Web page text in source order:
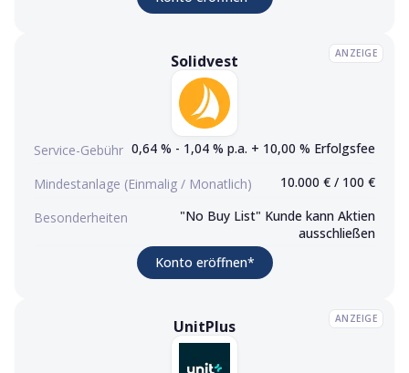
Konto eröffnen (Werbelink) ANZEIGE
Solidvest
Service-Gebühr 0,64 % - 1,04 % p.a. + 10,00 % Erfolgsfee
Mindestanlage (Einmalig / Monatlich) 10.000 € / 100 €
Besonderheiten
"No Buy List" Kunde kann Aktien
ausschließen
Konto eröffnen*(Werbelink)
Konto eröffnen (Werbelink) ANZEIGE
UnitPlus